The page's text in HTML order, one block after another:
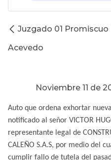
Juzgado 01 Promiscuo
Acevedo
Noviembre 11 de
Auto que ordena exhortar
notificado al señor VICTOR
representante legal de
CALEÑO S.A.S, por medio del
cumplir fallo de tutela del